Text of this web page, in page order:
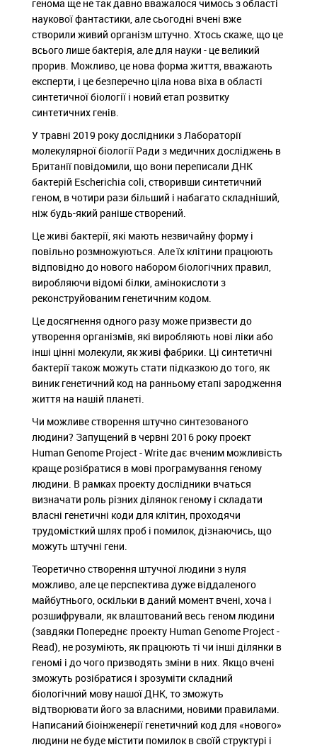
генома ще не так давно вважалося чимось з області
наукової фантастики, але сьогодні вчені вже
створили живий організм штучно. Хтось скаже, що це
всього лише бактерія, але для науки - це великий
прорив. Можливо, це нова форма життя, вважають
експерти, і це безперечно ціла нова віха в області
синтетичної біології і новий етап розвитку
синтетичних генів.
У травні 2019 року дослідники з Лабораторії
молекулярної біології Ради з медичних досліджень в
Британії повідомили, що вони переписали ДНК
бактерій Escherichia coli, створивши синтетичний
геном, в чотири рази більший і набагато складніший,
ніж будь-який раніше створений.
Це живі бактерії, які мають незвичайну форму і
повільно розмножуються. Але їх клітини працюють
відповідно до нового набором біологічних правил,
виробляючи відомі білки, амінокислоти з
реконструйованим генетичним кодом.
Це досягнення одного разу може призвести до
утворення організмів, які виробляють нові ліки або
інші цінні молекули, як живі фабрики. Ці синтетичні
бактерії також можуть стати підказкою до того, як
виник генетичний код на ранньому етапі зародження
життя на нашій планеті.
Чи можливе створення штучно синтезованого
людини? Запущений в червні 2016 року проект
Human Genome Project - Write дає вченим можливість
краще розібратися в мові програмування геному
людини. В рамках проекту дослідники вчаться
визначати роль різних ділянок геному і складати
власні генетичні коди для клітин, проходячи
трудомісткий шлях проб і помилок, дізнаючись, що
можуть штучні гени.
Теоретично створення штучної людини з нуля
можливо, але це перспектива дуже віддаленого
майбутнього, оскільки в даний момент вчені, хоча і
розшифрували, як влаштований весь геном людини
(завдяки Попереднє проекту Human Genome Project -
Read), не розуміють, як працюють ті чи інші ділянки в
геномі і до чого призводять зміни в них. Якщо вчені
зможуть розібратися і зрозуміти складний
біологічний мову нашої ДНК, то зможуть
відтворювати його за власними, новими правилами.
Написаний біоінженерії генетичний код для «нового»
людини не буде містити помилок в своїй структурі і